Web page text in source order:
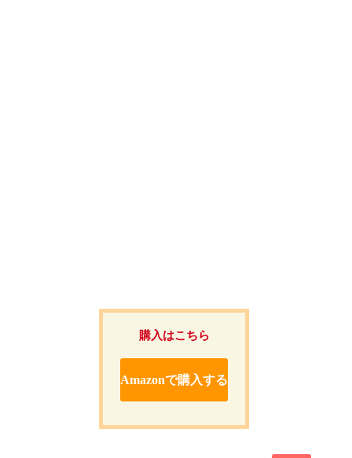
購入はこちら
Amazonで購入する